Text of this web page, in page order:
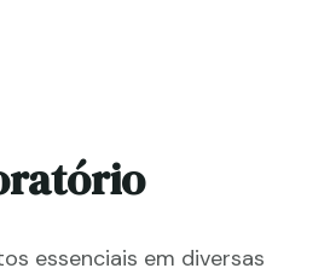
essenciais em diversas